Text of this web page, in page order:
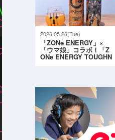
2026.05.26(Tue)
「ZONe ENERGY」×
「ウマ娘」コラボ！「Z
ONe ENERGY TOUGHN